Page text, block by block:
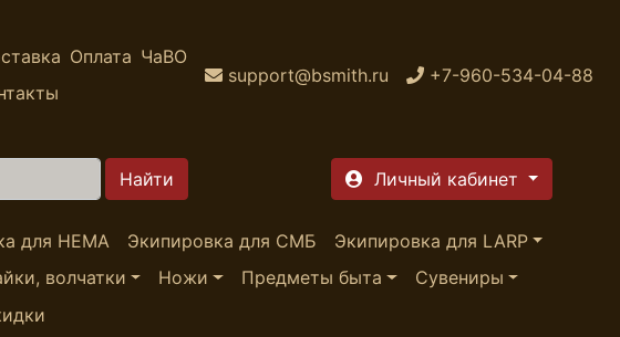
Оплата ЧаВО
support@bsmith.ru +7-960-534-04-88
Личный кабинет
для HEMA Экипировка для СМБ
Экипировка для LARP
волчатки Ножи Предметы быта
Сувениры